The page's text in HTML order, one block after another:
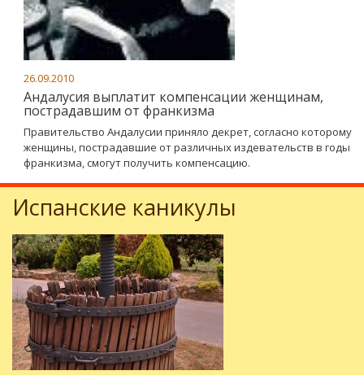
26.09.2010
Андалусия выплатит компенсации женщинам,
пострадавшим от франкизма
Правительство Андалусии приняло декрет, согласно которому
женщины, пострадавшие от различных издевательств в годы
франкизма, смогут получить компенсацию.
Испанские каникулы